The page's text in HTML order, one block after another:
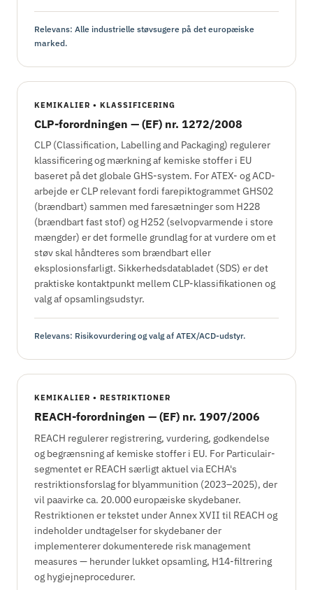
Relevans: Alle industrielle støvsugere på det europæiske
marked.
KEMIKALIER • KLASSIFICERING
CLP-forordningen — (EF) nr. 1272/2008
CLP (Classification, Labelling and Packaging) regulerer
klassificering og mærkning af kemiske stoffer i EU
baseret på det globale GHS-system. For ATEX- og ACD-
arbejde er CLP relevant fordi farepiktogrammet GHS02
(brændbart) sammen med faresætninger som H228
(brændbart fast stof) og H252 (selvopvarmende i store
mængder) er det formelle grundlag for at vurdere om et
støv skal håndteres som brændbart eller
eksplosionsfarligt. Sikkerhedsdatabladet (SDS) er det
praktiske kontaktpunkt mellem CLP-klassifikationen og
valg af opsamlingsudstyr.
Relevans: Risikovurdering og valg af ATEX/ACD-udstyr.
KEMIKALIER • RESTRIKTIONER
REACH-forordningen — (EF) nr. 1907/2006
REACH regulerer registrering, vurdering, godkendelse
og begrænsning af kemiske stoffer i EU. For Particulair-
segmentet er REACH særligt aktuel via ECHA's
restriktionsforslag for blyammunition (2023–2025), der
vil paavirke ca. 20.000 europæiske skydebaner.
Restriktionen er tekstet under Annex XVII til REACH og
indeholder undtagelser for skydebaner der
implementerer dokumenterede risk management
measures — herunder lukket opsamling, H14-filtrering
og hygiejneprocedurer.